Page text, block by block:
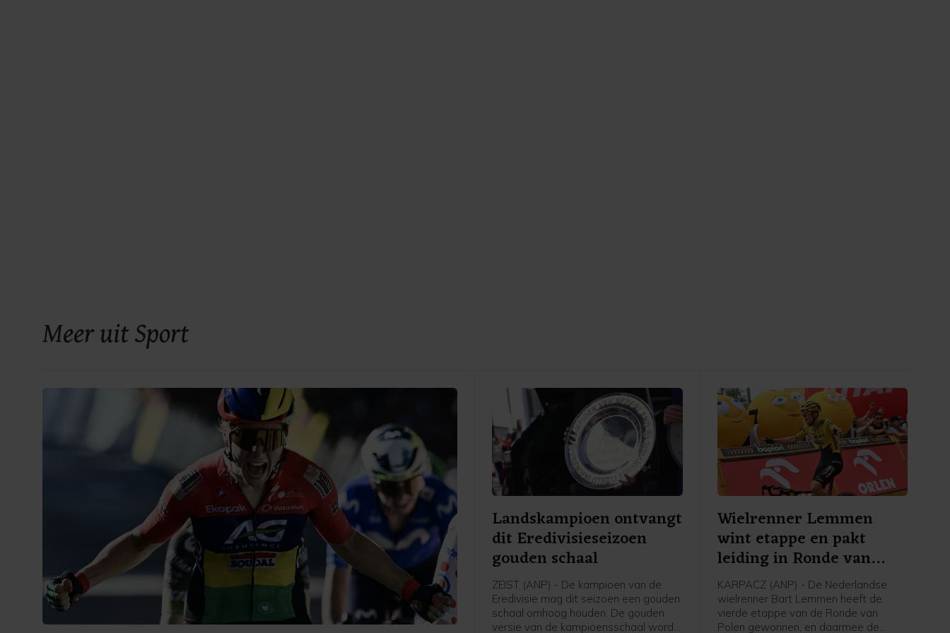
Meer uit Sport
Landskampioen ontvangt
dit Eredivisieseizoen
gouden schaal
ZEIST (ANP) - De kampioen van de
Eredivisie mag dit seizoen een gouden
schaal omhoog houden. De gouden
versie van de kampioensschaal wordt
Wielrenner Lemmen
wint etappe en pakt
leiding in Ronde van
Polen
KARPACZ (ANP) - De Nederlandse
wielrenner Bart Lemmen heeft de
vierde etappe van de Ronde van
Polen gewonnen, en daarmee de